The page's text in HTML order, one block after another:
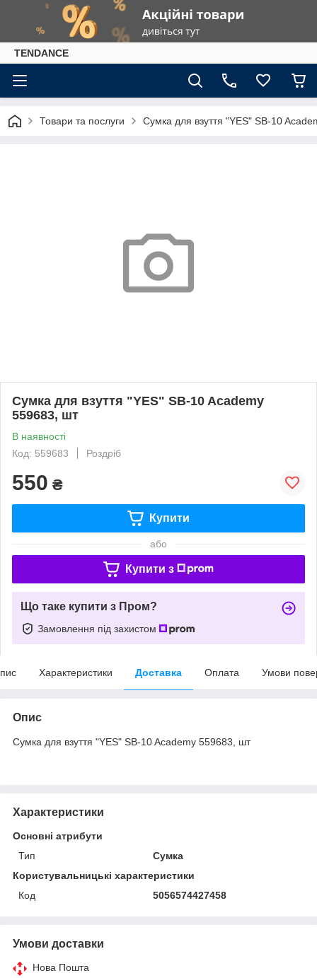
TENDANCE
Товари та послуги Сумка для взуття "YES" SB-10
Сумка для взуття "YES" SB-10 Academy
559683, шт
В наявності
Код: 559683
Роздріб
550 ₴
Купити
або
Купити з
Що таке купити з Пром?
Замовлення під захистом
Характеристики Доставка Оплата Умови
Опис
Сумка для взуття "YES" SB-10 Academy 559683, шт
Характеристики
Основні атрибути
Тип
Сумка
Користувальницькі характеристики
Код
5056574427458
Умови доставки
Нова Пошта